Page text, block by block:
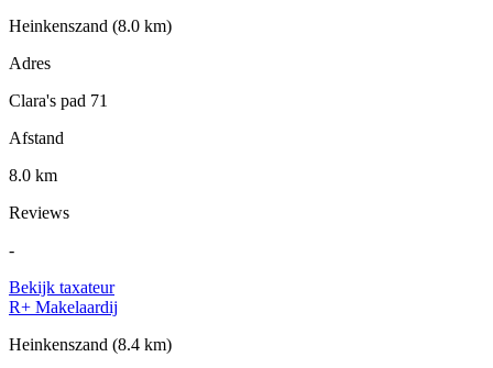
Heinkenszand (8.0 km)
Adres
Clara's pad 71
Afstand
8.0 km
Reviews
-
Bekijk taxateur
R+ Makelaardij
Heinkenszand (8.4 km)